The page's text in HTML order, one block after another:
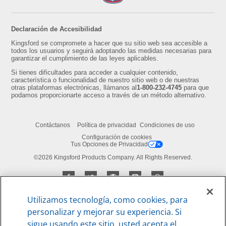
Declaración de Accesibilidad
Kingsford se compromete a hacer que su sitio web sea accesible a
todos los usuarios y seguirá adoptando las medidas necesarias para
garantizar el cumplimiento de las leyes aplicables.
Si tienes dificultades para acceder a cualquier contenido,
característica o funcionalidad de nuestro sitio web o de nuestras
otras plataformas electrónicas, llámanos al1-800-232-4745 para que
podamos proporcionarte acceso a través de un método alternativo.
Contáctanos Política de privacidad Condiciones de uso
Configuración de cookies
Tus Opciones de Privacidad
©2026 Kingsford Products Company. All Rights Reserved.
Utilizamos tecnología, como cookies, para
personalizar y mejorar su experiencia. Si